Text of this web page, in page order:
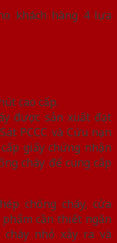
khách hàng 4 lựa
cao cấp.
được sản xuất đạt
PCCC và Cứu nạn
giấy chứng nhận
cháy để cung cấp
chống cháy, cửa
cần thiết ngăn
nhỏ xảy ra và